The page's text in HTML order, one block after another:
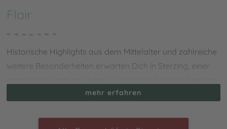
Flair
Historische Highlights aus dem Mittelalter und zahlreiche
weitere Besonderheiten erwarten Dich in Sterzing, einer
verzaubert seine Besucher durch seinen einzigartigen
mehr erfahren